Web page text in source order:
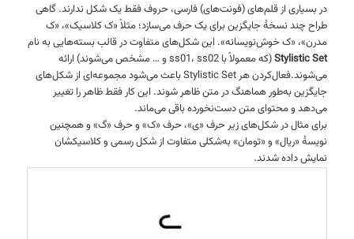
در بسیاری از قلم‌های (فونت‌های) فارسی، حروف فقط یک شکل ندارند. گاهی
طراح چند نسخهٔ جایگزین برای یک حرف می‌سازد؛ مثلاً «ک کلاسیک»، «ک
مدرن»، «ک خوش‌نویسانه». این شکل‌های متفاوت در قالب بسته‌هایی به نام
Stylistic Set
(که معمولاً با ss01، ss02 و … مشخص می‌شوند) ارائه
می‌شوند.فعال‌کردن هر Stylistic Set باعث می‌شود مجموعه‌ای از شکل‌های
جایگزین به‌طور هماهنگ در متن ظاهر شوند. این کار فقط ظاهر را تغییر
می‌دهد و محتوای متن دست‌نخورده باقی می‌ماند.
برای مثال در شکل‌های زیر حرف «ی»، حرف «ک» و حرف «گ» و همچنین
نویسهٔ «ریال» و «تومان» به‌شکلی متفاوت از شکل رسمی و کلاسیکشان
نمایش داده شدند.